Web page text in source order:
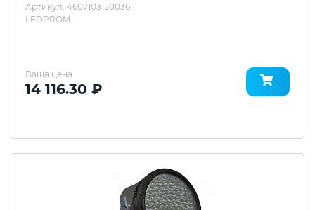
Артикул: 4607103150036
LEDPROM
Ваша цена
14 116.30 ₽